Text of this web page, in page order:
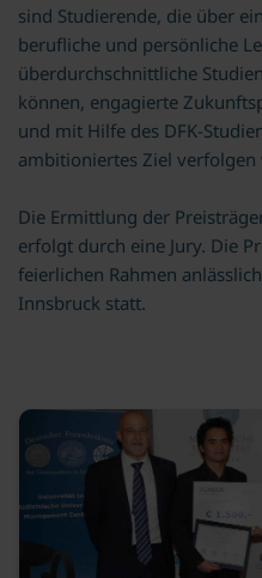
sind Studierende, die über
berufliche und persönliche
überdurchschnittliche
können, engagierte
und mit Hilfe des DFK-
ambitioniertes Ziel verfolgen
Die Ermittlung der
erfolgt durch eine Jury. Die
feierlichen Rahmen
Innsbruck statt.